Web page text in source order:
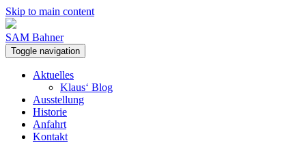
Skip to main content
SAM Bahner
Toggle navigation
Aktuelles
Klaus‘ Blog
Ausstellung
Historie
Anfahrt
Kontakt